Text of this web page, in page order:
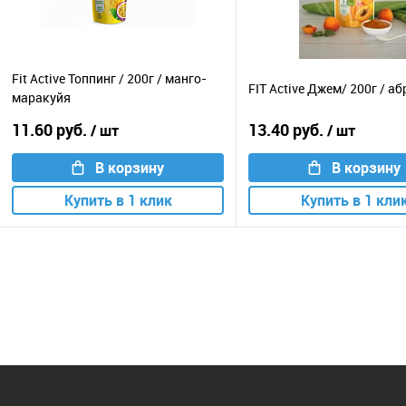
Fit Active Топпинг / 200г / манго-
маракуйя
11.60 руб. / шт
В корзину
Купить в 1 клик
FIT Active Джем/ 200г /
13.40 руб. / шт
В корзину
Купить в 1